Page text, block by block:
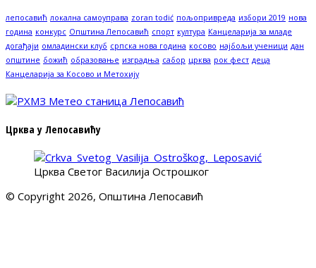
лепосавић локална самоуправа zoran todić пољопривреда избори 2019 нова
година конкурс Општина Лепосавић спорт култура Канцеларија за младе
догађаји омладински клуб српска нова година косово најбољи ученици дан
општине божић образовање изградња сабор црква рок фест деца
Канцеларија за Косово и Метохију
Црква у Лепосавићу
Црква Светог Василија Острошког
© Copyright 2026, Општина Лепосавић